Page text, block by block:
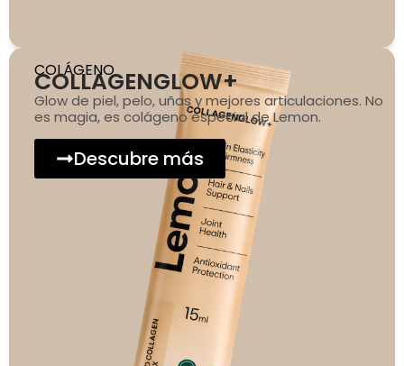
COLÁGENO
COLLAGENGLOW+
Glow de piel, pelo, uñas y mejores articulaciones. No
es magia, es colágeno especial de Lemon.
Descubre más